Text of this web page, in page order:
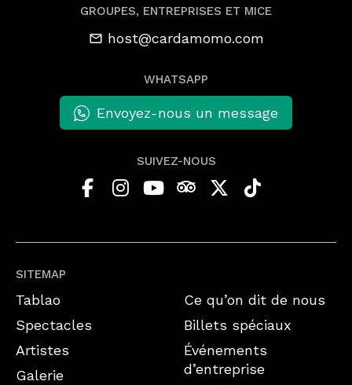
SITEMAP
Tablao
Spectacles
Artistes
Galerie
Ce qu’on dit de nous
Billets spéciaux
Événements
d’entreprise
GROUPES, ENTREPRISES ET MICE
host@cardamomo.com
WHATSAPP
Envoyez-nous un message
SUIVEZ-NOUS